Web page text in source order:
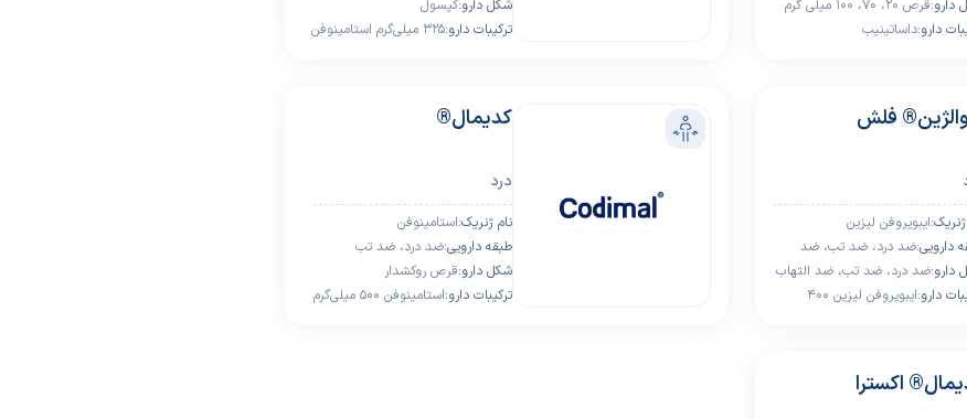
دارو:قرص 20، 70، 100 میلی گرم
دارو:داساتینیب
التهاب
ﺷﮑﻞ دارو:کپسول
ﺗﺮﮐﯿﺒﺎت دارو:
۳۲۵ میلی‌گرم استامینوفن
فلش
ایبوپروفن لیزین
داروﯾﯽ:ضد درد، ضد تب، ضد
التهاب
دارو:ضد درد، ضد تب، ضد التهاب
دارو:ایبوپروفن لیزین 400
کدیمال®
درد
ﻧﺎم ژﻧﺮﯾﮏ:استامینوفن
ﻃﺒﻘﻪ داروﯾﯽ:ضد درد، ضد تب
ﺷﮑﻞ دارو:قرص روکشدار
ﺗﺮﮐﯿﺒﺎت دارو:استامینوفن ۵۰۰ میلی‌گرم
اکسترا